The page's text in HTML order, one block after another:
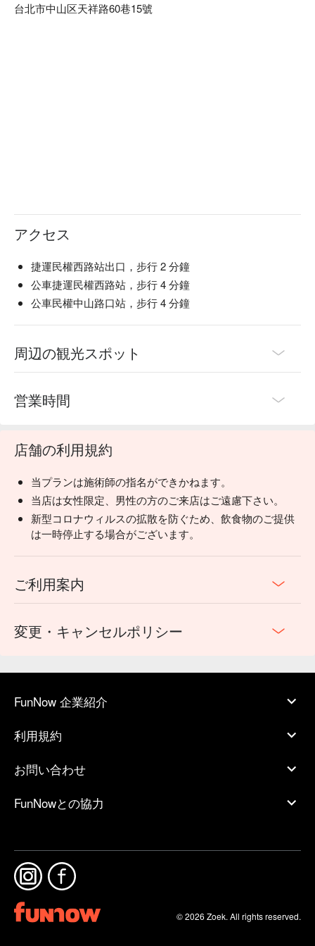
台北市中山区天祥路60巷15號
アクセス
捷運民權西路站出口，步行 2 分鐘
公車捷運民權西路站，步行 4 分鐘
公車民權中山路口站，步行 4 分鐘
周辺の観光スポット
営業時間
店舗の利用規約
当プランは施術師の指名ができかねます。
当店は女性限定、男性の方のご来店はご遠慮下さい。
新型コロナウィルスの拡散を防ぐため、飲食物のご提供
は一時停止する場合がございます。
ご利用案内
変更・キャンセルポリシー
FunNow 企業紹介
利用規約
お問い合わせ
FunNowとの協力
© 2026 Zoek. All rights reserved.